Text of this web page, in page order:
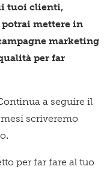
tuoi clienti,
mettere in
marketing
per far
a seguire il
scriveremo
.
per far fare al tuo